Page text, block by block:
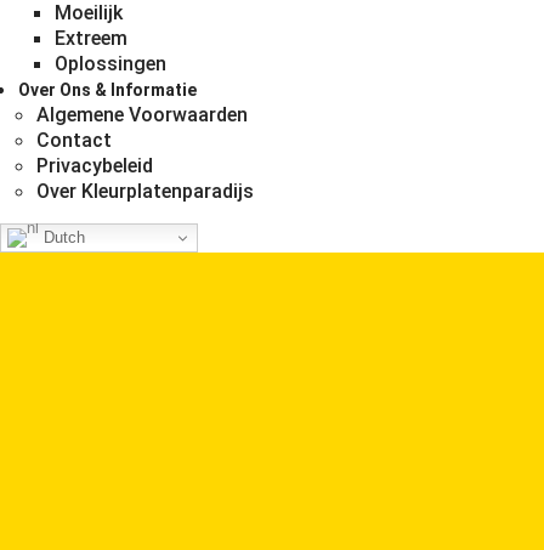
Moeilijk
Extreem
Oplossingen
Over Ons & Informatie
Algemene Voorwaarden
Contact
Privacybeleid
Over Kleurplatenparadijs
Dutch